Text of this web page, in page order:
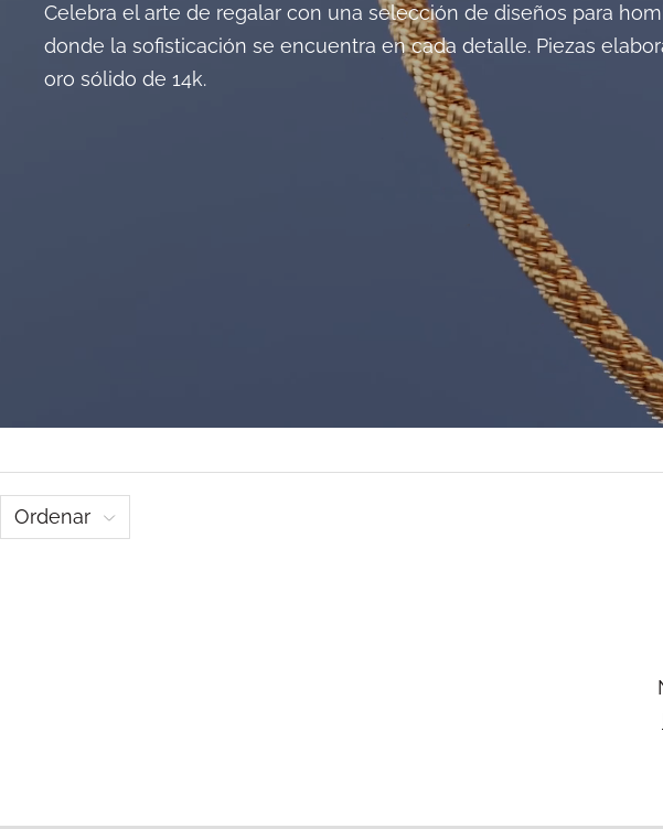
Celebra el arte de regalar con una selección de diseños para
donde la sofisticación se encuentra en cada detalle. Piezas
oro sólido de 14k.
Ordenar